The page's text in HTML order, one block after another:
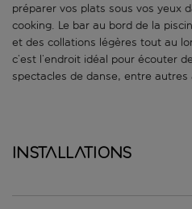
préparer vos plats sous vos yeux
cooking. Le bar au bord de la
et des collations légères tout au
c’est l’endroit idéal pour écouter
spectacles de danse, entre autres
Installations